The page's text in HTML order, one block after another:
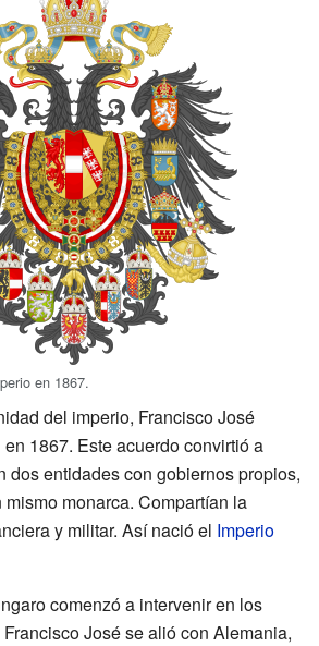
en 1867.
del imperio, Francisco José
en 1867. Este acuerdo convirtió a
dos entidades con gobiernos propios,
monarca. Compartían la
y militar. Así nació el Imperio
comenzó a intervenir en los
Francisco José se alió con Alemania,